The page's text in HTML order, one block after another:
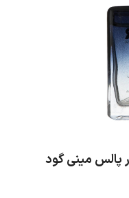
پالس مینی گود